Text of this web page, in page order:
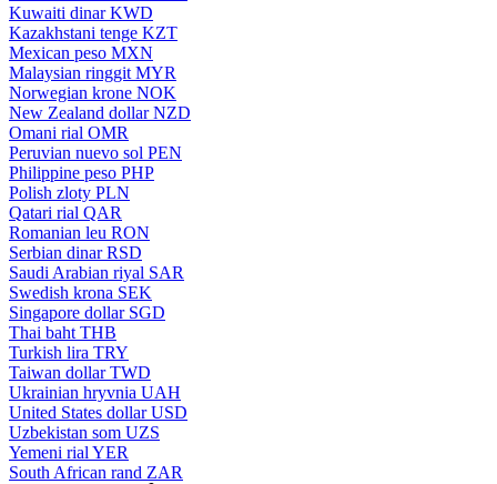
Kuwaiti dinar KWD
Kazakhstani tenge KZT
Mexican peso MXN
Malaysian ringgit MYR
Norwegian krone NOK
New Zealand dollar NZD
Omani rial OMR
Peruvian nuevo sol PEN
Philippine peso PHP
Polish zloty PLN
Qatari rial QAR
Romanian leu RON
Serbian dinar RSD
Saudi Arabian riyal SAR
Swedish krona SEK
Singapore dollar SGD
Thai baht THB
Turkish lira TRY
Taiwan dollar TWD
Ukrainian hryvnia UAH
United States dollar USD
Uzbekistan som UZS
Yemeni rial YER
South African rand ZAR